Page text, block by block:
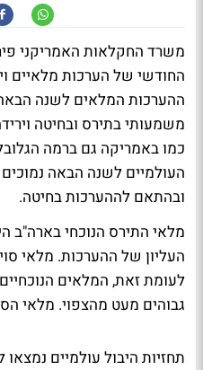
משרד החקלאות האמריקני
החודשי של הערכות מלאיים
ההערכות המלאים לשנה
משמעותי בתירס ובחיטה
כמו באמריקה גם ברמה
העולמיים לשנה הבאה
ובהתאם לההערכות בחיטה.
מלאי התירס הנוכחי בארה"ב
העליון של ההערכות. מלאי
לעומת זאת, המלאים
גבוהים מעט מהצפוי. מלאי
תחזיות היבול עולמיים